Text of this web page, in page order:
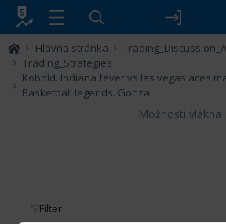
Hlavná stránka
Trading_Strategies
Kobold. Indiana fever vs las vegas aces
Basketball legends. Gonza
Možnosti vlákna
Filter